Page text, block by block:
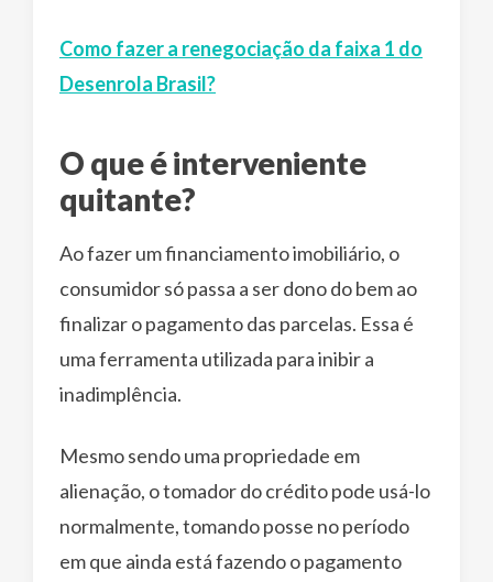
Como fazer a renegociação da faixa 1 do
Desenrola Brasil?
O que é interveniente
quitante?
Ao fazer um financiamento imobiliário, o
consumidor só passa a ser dono do bem ao
finalizar o pagamento das parcelas. Essa é
uma ferramenta utilizada para inibir a
inadimplência.
Mesmo sendo uma propriedade em
alienação, o tomador do crédito pode usá-lo
normalmente, tomando posse no período
em que ainda está fazendo o pagamento